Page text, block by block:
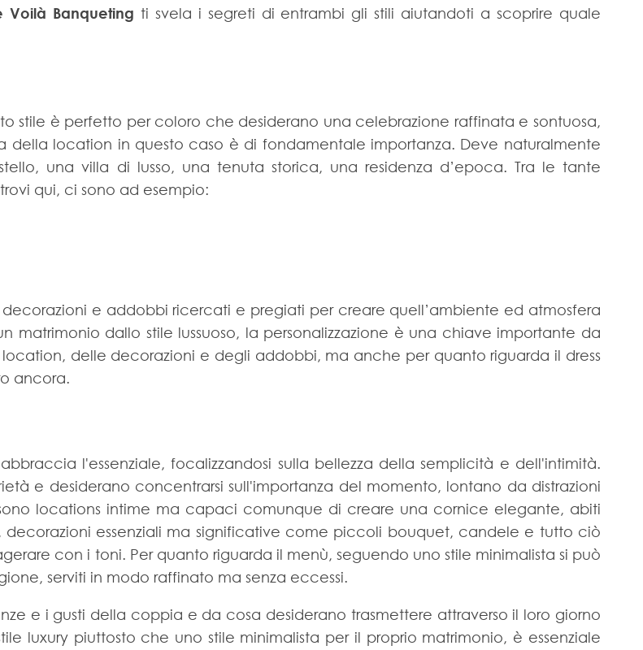
Voilà Banqueting ti svela i segreti di entrambi gli stili aiutandoti a scoprire quale
stile è perfetto per coloro che desiderano una celebrazione raffinata e sontuosa,
location in questo caso è di fondamentale importanza. Deve naturalmente
una villa di lusso, una tenuta storica, una residenza d’epoca. Tra le tante
qui, ci sono ad esempio:
e addobbi ricercati e pregiati per creare quell’ambiente ed atmosfera
dallo stile lussuoso, la personalizzazione è una chiave importante da
delle decorazioni e degli addobbi, ma anche per quanto riguarda il dress
ancora.
l'essenziale, focalizzandosi sulla bellezza della semplicità e dell'intimità.
e desiderano concentrarsi sull'importanza del momento, lontano da distrazioni
locations intime ma capaci comunque di creare una cornice elegante, abiti
essenziali ma significative come piccoli bouquet, candele e tutto ciò
con i toni. Per quanto riguarda il menù, seguendo uno stile minimalista si può
serviti in modo raffinato ma senza eccessi.
e i gusti della coppia e da cosa desiderano trasmettere attraverso il loro giorno
luxury piuttosto che uno stile minimalista per il proprio matrimonio, è essenziale